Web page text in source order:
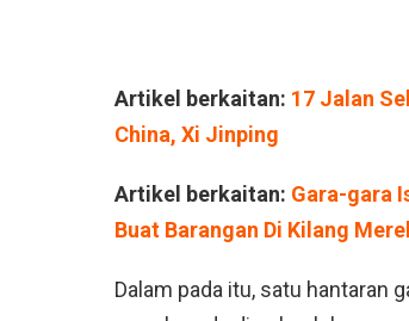
Artikel berkaitan: 17 Jalan
China, Xi Jinping
Artikel berkaitan: Gara-gara
Buat Barangan Di Kilang
Dalam pada itu, satu hantaran